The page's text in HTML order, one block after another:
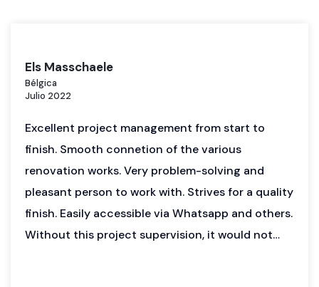
Annette Svenson
Suecia
Enero 2018
Maite did a very good job when taking photos of
our house. The purpose of taking the pictures
was to be able to do good marketing for rent. I
think that Maite was very successful in catching
a holiday feeling. That the house gives a
welcoming and relaxing impression and that she